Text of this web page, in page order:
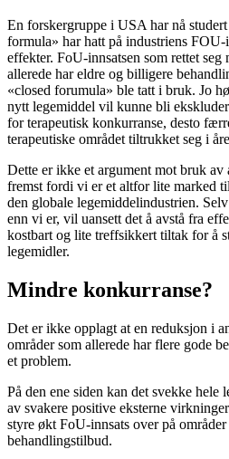
En forskergruppe i USA har nå
formula» har hatt på industriens
effekter. FoU-innsatsen som rettet seg
allerede har eldre og billigere
«closed forumula» ble tatt i bruk. Jo
nytt legemiddel vil kunne bli
for terapeutisk konkurranse, desto
terapeutiske området tiltrukket seg i
Dette er ikke et argument mot bruk
fremst fordi vi er et altfor lite marked
den globale legemiddelindustrien.
enn vi er, vil uansett det å avstå fra
kostbart og lite treffsikkert tiltak for å
legemidler.
Mindre konkurranse?
Det er ikke opplagt at en reduksjon i
områder som allerede har flere gode
et problem.
På den ene siden kan det svekke hele
av svakere positive eksterne
styre økt FoU-innsats over på
behandlingstilbud.